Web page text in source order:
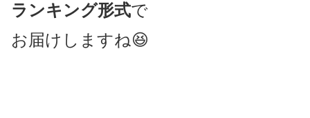
ランキング形式で
お届けしますね😆